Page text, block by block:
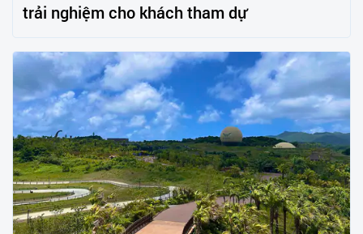
trải nghiệm cho khách tham dự